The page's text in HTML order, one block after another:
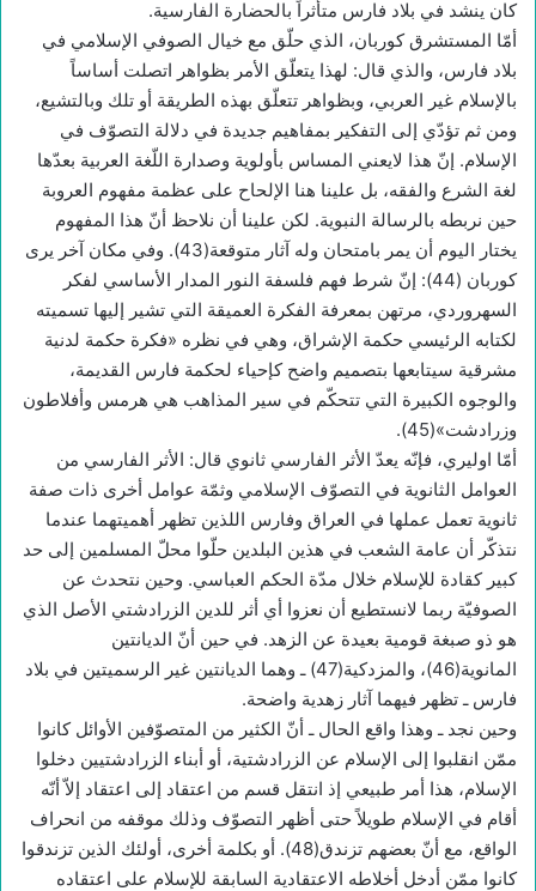
كان ينشد في بلاد فارس متأثراً بالحضارة الفارسية.
أمّا المستشرق كوربان، الذي حلّق مع خيال الصوفي الإسلامي في
بلاد فارس، والذي قال: لهذا يتعلّق الأمر بظواهر اتصلت أساساً
بالإسلام غير العربي، وبظواهر تتعلّق بهذه الطريقة أو تلك وبالتشيع،
ومن ثم تؤدّي إلى التفكير بمفاهيم جديدة في دلالة التصوّف في
الإسلام. إنّ هذا لايعني المساس بأولوية وصدارة اللّغة العربية بعدّها
لغة الشرع والفقه، بل علينا هنا الإلحاح على عظمة مفهوم العروبة
حين نربطه بالرسالة النبوية. لكن علينا أن نلاحظ أنّ هذا المفهوم
يختار اليوم أن يمر بامتحان وله آثار متوقعة(43). وفي مكان آخر يرى
كوربان (44): إنّ شرط فهم فلسفة النور المدار الأساسي لفكر
السهروردي، مرتهن بمعرفة الفكرة العميقة التي تشير إليها تسميته
لكتابه الرئيسي حكمة الإشراق، وهي في نظره «فكرة حكمة لدنية
مشرقية سيتابعها بتصميم واضح كإحياء لحكمة فارس القديمة،
والوجوه الكبيرة التي تتحكّم في سير المذاهب هي هرمس وأفلاطون
وزرادشت»(45).
أمّا اوليري، فإنّه يعدّ الأثر الفارسي ثانوي قال: الأثر الفارسي من
العوامل الثانوية في التصوّف الإسلامي وثمّة عوامل أخرى ذات صفة
ثانوية تعمل عملها في العراق وفارس اللذين تظهر أهميتهما عندما
نتذكّر أن عامة الشعب في هذين البلدين حلّوا محلّ المسلمين إلى حد
كبير كقادة للإسلام خلال مدّة الحكم العباسي. وحين نتحدث عن
الصوفيّة ربما لانستطيع أن نعزوا أي أثر للدين الزرادشتي الأصل الذي
هو ذو صبغة قومية بعيدة عن الزهد. في حين أنّ الديانتين
المانوية(46)، والمزدكية(47) ـ وهما الديانتين غير الرسميتين في بلاد
فارس ـ تظهر فيهما آثار زهدية واضحة.
وحين نجد ـ وهذا واقع الحال ـ أنّ الكثير من المتصوّفين الأوائل كانوا
ممّن انقلبوا إلى الإسلام عن الزرادشتية، أو أبناء الزرادشتيين دخلوا
الإسلام، هذا أمر طبيعي إذ انتقل قسم من اعتقاد إلى اعتقاد إلاّ أنّه
أقام في الإسلام طويلاً حتى أظهر التصوّف وذلك موقفه من انحراف
الواقع، مع أنّ بعضهم تزندق(48). أو بكلمة أخرى، أولئك الذين تزندقوا
كانوا ممّن أدخل أخلاطه الاعتقادية السابقة للإسلام على اعتقاده